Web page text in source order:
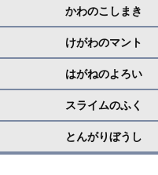
かわのこしまき
けがわのマント
はがねのよろい
スライムのふく
とんがりぼうし